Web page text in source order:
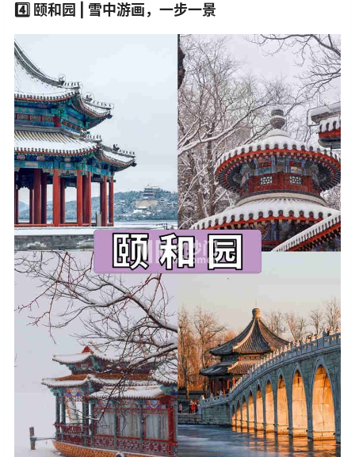
4️⃣ 颐和园 | 雪中游画，一步一景